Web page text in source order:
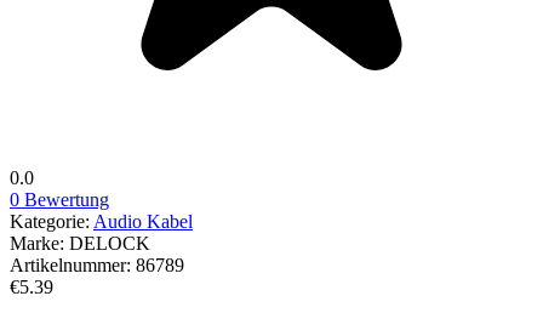
0.0
0 Bewertung
Kategorie: Audio Kabel
Marke: DELOCK
Artikelnummer: 86789
€5.39